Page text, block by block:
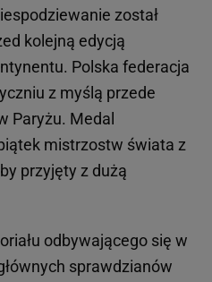
został
kolejną edycją
Polska federacja
z myślą przede
Paryżu. Medal
mistrzostw świata z
przyjęty z dużą
odbywającego się w
sprawdzianów